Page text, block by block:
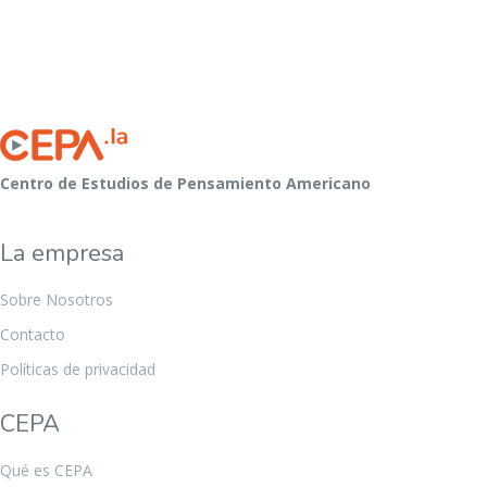
Centro de Estudios de Pensamiento Americano
La empresa
Sobre Nosotros
Contacto
Políticas de privacidad
CEPA
Qué es CEPA